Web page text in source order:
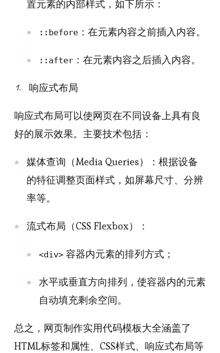
置元素的内部样式，如下所示：
::before ：在元素内容之前插入内容。
::after ：在元素内容之后插入内容。
响应式布局
响应式布局可以使网页在不同设备上具有良
好的展示效果。主要技术包括：
媒体查询（Media Queries）：根据设备
的特征调整页面样式，如屏幕尺寸、分辨
率等。
流式布局（CSS Flexbox）：
<div> 容器内元素的排列方式；
水平或垂直方向排列，使容器内的元素
自动填充剩余空间。
总之，网页制作实用代码模板大全涵盖了
HTML标签和属性、CSS样式、响应式布局等